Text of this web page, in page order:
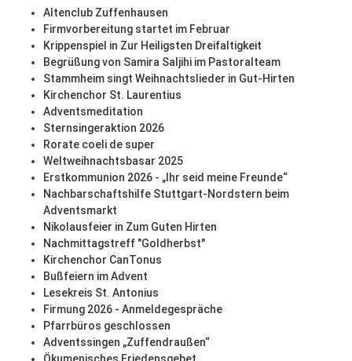
Altenclub Zuffenhausen
Firmvorbereitung startet im Februar
Krippenspiel in Zur Heiligsten Dreifaltigkeit
Begrüßung von Samira Saljihi im Pastoralteam
Stammheim singt Weihnachtslieder in Gut-Hirten
Kirchenchor St. Laurentius
Adventsmeditation
Sternsingeraktion 2026
Rorate coeli de super
Weltweihnachtsbasar 2025
Erstkommunion 2026 - „Ihr seid meine Freunde“
Nachbarschaftshilfe Stuttgart-Nordstern beim
Adventsmarkt
Nikolausfeier in Zum Guten Hirten
Nachmittagstreff "Goldherbst"
Kirchenchor CanTonus
Bußfeiern im Advent
Lesekreis St. Antonius
Firmung 2026 - Anmeldegespräche
Pfarrbüros geschlossen
Adventssingen „Zuffendraußen“